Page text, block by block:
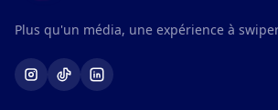
Plus qu'un média, une expérience à